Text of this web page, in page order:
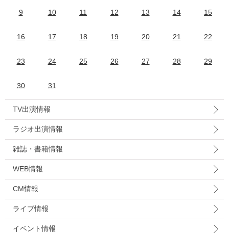
9 10 11 12 13 14 15
16 17 18 19 20 21 22
23 24 25 26 27 28 29
30 31
TV出演情報
ラジオ出演情報
雑誌・書籍情報
WEB情報
CM情報
ライブ情報
イベント情報